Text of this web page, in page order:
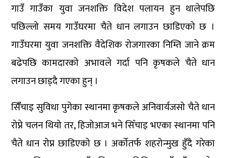
गाउँ गाउँका युवा जनशक्ति विदेश पलायन हुन थालेपछि
पछिल्लो समय गाउँघरमा चैते धान लगाउन छाडिएको छ ।
गाउँघरमा युवा जनशक्ति वैदेशिक रोजगारका निम्ति जाने क्रम
बढेपछि कामदारको अभावले गर्दा पनि कृषकले चैते धान
लगाउन छाड्दै गएका हुन् ।
सिंँचाइ सुविधा पुगेका स्थानमा कृषकले अनिवार्यजसो चैते धान
रोप्ने चलन थियो तर, हिजोआज भने सिँचाइ भएका स्थानमा पनि
चैते धान रोप्न छाडिएको छ । अर्कोतर्फ शहरोन्मुख हुँदै गरेका